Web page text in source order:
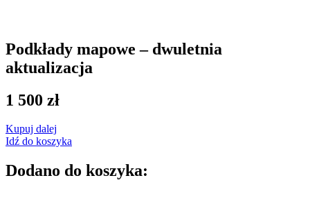
Podkłady mapowe – dwuletnia
aktualizacja
1 500 zł
Kupuj dalej
Idź do koszyka
Dodano do koszyka: